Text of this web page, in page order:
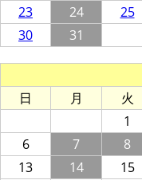
23
24 25
30
31
日
月 火
1
6
7 8
13
14 15